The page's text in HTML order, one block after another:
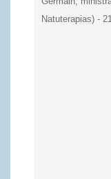
Natuterapias) -